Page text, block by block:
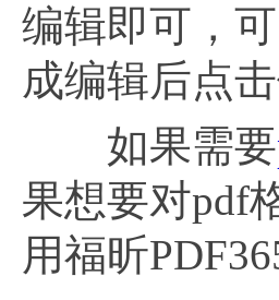
编辑即可，
成编辑后点
如果需要
果想要对pdf
用福昕